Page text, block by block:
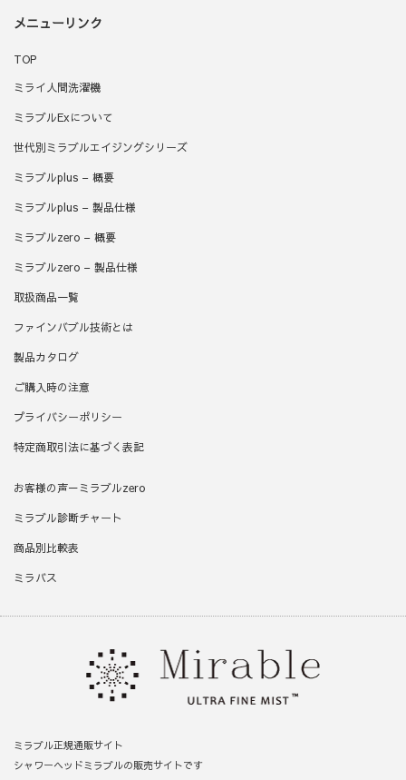
メニューリンク
TOP
ミライ人間洗濯機
ミラブルExについて
世代別ミラブルエイジングシリーズ
ミラブルplus – 概要
ミラブルplus – 製品仕様
ミラブルzero – 概要
ミラブルzero – 製品仕様
取扱商品一覧
ファインバブル技術とは
製品カタログ
ご購入時の注意
プライバシーポリシー
特定商取引法に基づく表記
お客様の声－ミラブルzero
ミラブル診断チャート
商品別比較表
ミラバス
ミラブル正規通販サイト
シャワーヘッドミラブルの販売サイトです